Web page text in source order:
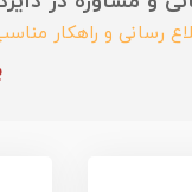
رسانی و راهکار